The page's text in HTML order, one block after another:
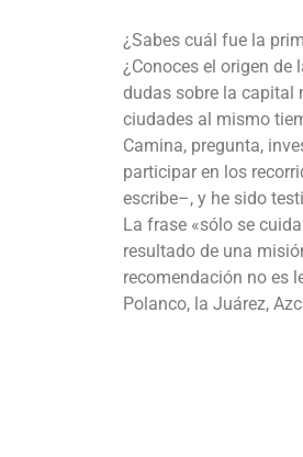
¿Sabes cuál fue la
¿Conoces el origen de
dudas sobre la capital
ciudades al mismo
Camina, pregunta,
participar en los
escribe–, y he sido
La frase «sólo se
resultado de una
recomendación no es
Polanco, la Juárez,